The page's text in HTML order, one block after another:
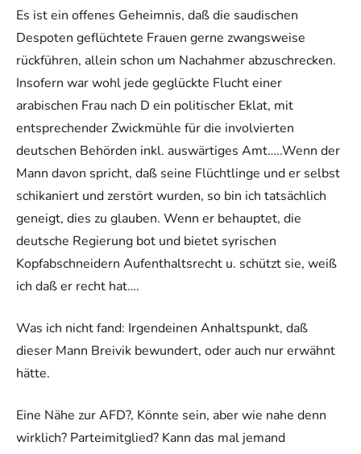
Es ist ein offenes Geheimnis, daß die saudischen
Despoten geflüchtete Frauen gerne zwangsweise
rückführen, allein schon um Nachahmer abzuschrecken.
Insofern war wohl jede geglückte Flucht einer
arabischen Frau nach D ein politischer Eklat, mit
entsprechender Zwickmühle für die involvierten
deutschen Behörden inkl. auswärtiges Amt…..Wenn der
Mann davon spricht, daß seine Flüchtlinge und er selbst
schikaniert und zerstört wurden, so bin ich tatsächlich
geneigt, dies zu glauben. Wenn er behauptet, die
deutsche Regierung bot und bietet syrischen
Kopfabschneidern Aufenthaltsrecht u. schützt sie, weiß
ich daß er recht hat….
Was ich nicht fand: Irgendeinen Anhaltspunkt, daß
dieser Mann Breivik bewundert, oder auch nur erwähnt
hätte.
Eine Nähe zur AFD?, Könnte sein, aber wie nahe denn
wirklich? Parteimitglied? Kann das mal jemand